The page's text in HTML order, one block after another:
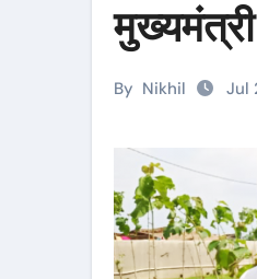
By Nikhil Jul